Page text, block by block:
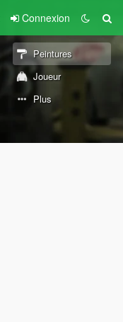
Connexion
Peintures
Joueur
Plus